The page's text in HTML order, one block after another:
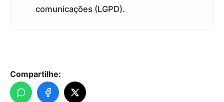
comunicações (LGPD).
Compartilhe: